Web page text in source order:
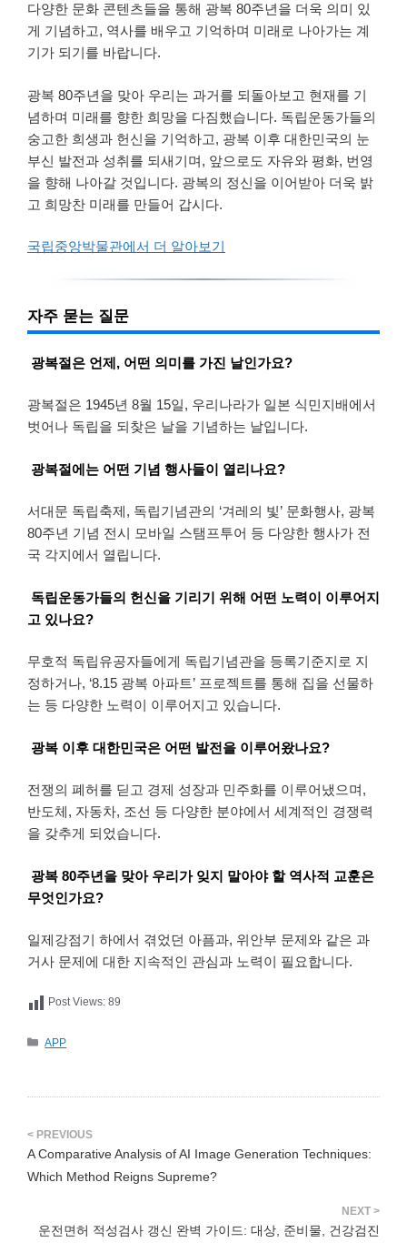
다양한 문화 콘텐츠들을 통해 광복 80주년을 더욱 의미 있
게 기념하고, 역사를 배우고 기억하며 미래로 나아가는 계
기가 되기를 바랍니다.
광복 80주년을 맞아 우리는 과거를 되돌아보고 현재를 기
념하며 미래를 향한 희망을 다짐했습니다. 독립운동가들의
숭고한 희생과 헌신을 기억하고, 광복 이후 대한민국의 눈
부신 발전과 성취를 되새기며, 앞으로도 자유와 평화, 번영
을 향해 나아갈 것입니다. 광복의 정신을 이어받아 더욱 밝
고 희망찬 미래를 만들어 갑시다.
국립중앙박물관에서 더 알아보기
자주 묻는 질문
광복절은 언제, 어떤 의미를 가진 날인가요?
광복절은 1945년 8월 15일, 우리나라가 일본 식민지배에서
벗어나 독립을 되찾은 날을 기념하는 날입니다.
광복절에는 어떤 기념 행사들이 열리나요?
서대문 독립축제, 독립기념관의 ‘겨레의 빛’ 문화행사, 광복
80주년 기념 전시 모바일 스탬프투어 등 다양한 행사가 전
국 각지에서 열립니다.
독립운동가들의 헌신을 기리기 위해 어떤 노력이 이루어지
고 있나요?
무호적 독립유공자들에게 독립기념관을 등록기준지로 지
정하거나, ‘8.15 광복 아파트’ 프로젝트를 통해 집을 선물하
는 등 다양한 노력이 이루어지고 있습니다.
광복 이후 대한민국은 어떤 발전을 이루어왔나요?
전쟁의 폐허를 딛고 경제 성장과 민주화를 이루어냈으며,
반도체, 자동차, 조선 등 다양한 분야에서 세계적인 경쟁력
을 갖추게 되었습니다.
광복 80주년을 맞아 우리가 잊지 말아야 할 역사적 교훈은
무엇인가요?
일제강점기 하에서 겪었던 아픔과, 위안부 문제와 같은 과
거사 문제에 대한 지속적인 관심과 노력이 필요합니다.
Post Views: 89
카
APP
A Comparative Analysis of AI Image Generation Techniques:
Which Method Reigns Supreme?
운전면허 적성검사 갱신 완벽 가이드: 대상, 준비물, 건강검진